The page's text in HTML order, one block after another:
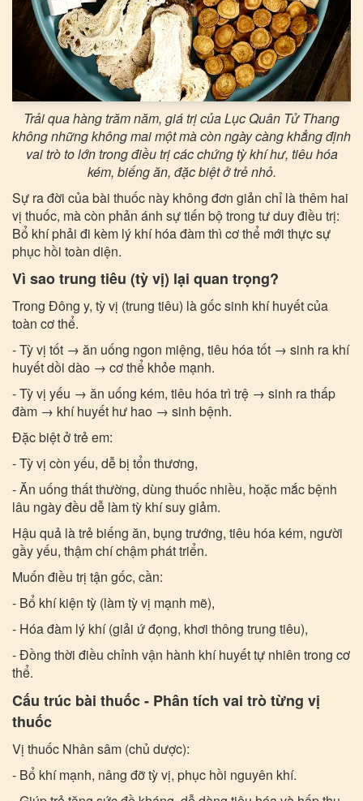
Trải qua hàng trăm năm, giá trị của Lục Quân Tử Thang
không những không mai một mà còn ngày càng khẳng định
vai trò to lớn trong điều trị các chứng tỳ khí hư, tiêu hóa
kém, biếng ăn, đặc biệt ở trẻ nhỏ.
Sự ra đời của bài thuốc này không đơn giản chỉ là thêm hai
vị thuốc, mà còn phản ánh sự tiến bộ trong tư duy điều trị:
Bổ khí phải đi kèm lý khí hóa đàm thì cơ thể mới thực sự
phục hồi toàn diện.
Vì sao trung tiêu (tỳ vị) lại quan trọng?
Trong Đông y, tỳ vị (trung tiêu) là gốc sinh khí huyết của
toàn cơ thể.
- Tỳ vị tốt → ăn uống ngon miệng, tiêu hóa tốt → sinh ra khí
huyết dồi dào → cơ thể khỏe mạnh.
- Tỳ vị yếu → ăn uống kém, tiêu hóa trì trệ → sinh ra thấp
đàm → khí huyết hư hao → sinh bệnh.
Đặc biệt ở trẻ em:
- Tỳ vị còn yếu, dễ bị tổn thương,
- Ăn uống thất thường, dùng thuốc nhiều, hoặc mắc bệnh
lâu ngày đều dễ làm tỳ khí suy giảm.
Hậu quả là trẻ biếng ăn, bụng trướng, tiêu hóa kém, người
gầy yếu, thậm chí chậm phát triển.
Muốn điều trị tận gốc, cần:
- Bổ khí kiện tỳ (làm tỳ vị mạnh mẽ),
- Hóa đàm lý khí (giải ứ đọng, khơi thông trung tiêu),
- Đồng thời điều chỉnh vận hành khí huyết tự nhiên trong cơ
thể.
Cấu trúc bài thuốc - Phân tích vai trò từng vị
thuốc
Vị thuốc Nhân sâm (chủ dược):
- Bổ khí mạnh, nâng đỡ tỳ vị, phục hồi nguyên khí.